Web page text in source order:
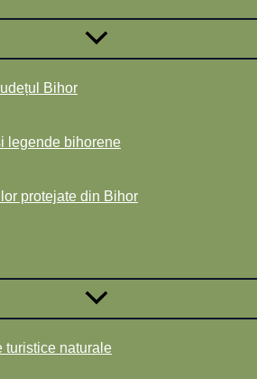
Bihor
legende bihorene
protejate din Bihor
turistice naturale